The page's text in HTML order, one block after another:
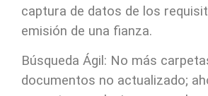
captura de datos de los
emisión de una fianza.
Búsqueda Ágil: No más
documentos no actualizado;